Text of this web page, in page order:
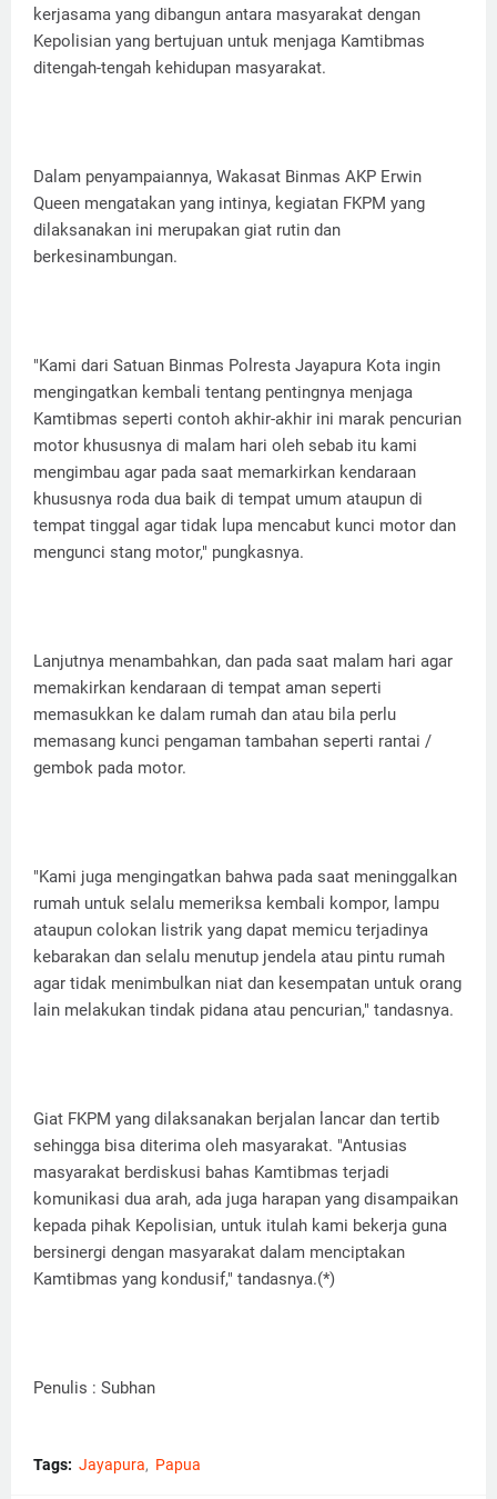
kerjasama yang dibangun antara masyarakat dengan
Kepolisian yang bertujuan untuk menjaga Kamtibmas
ditengah-tengah kehidupan masyarakat.
Dalam penyampaiannya, Wakasat Binmas AKP Erwin
Queen mengatakan yang intinya, kegiatan FKPM yang
dilaksanakan ini merupakan giat rutin dan
berkesinambungan.
"Kami dari Satuan Binmas Polresta Jayapura Kota ingin
mengingatkan kembali tentang pentingnya menjaga
Kamtibmas seperti contoh akhir-akhir ini marak pencurian
motor khususnya di malam hari oleh sebab itu kami
mengimbau agar pada saat memarkirkan kendaraan
khususnya roda dua baik di tempat umum ataupun di
tempat tinggal agar tidak lupa mencabut kunci motor dan
mengunci stang motor," pungkasnya.
Lanjutnya menambahkan, dan pada saat malam hari agar
memakirkan kendaraan di tempat aman seperti
memasukkan ke dalam rumah dan atau bila perlu
memasang kunci pengaman tambahan seperti rantai /
gembok pada motor.
"Kami juga mengingatkan bahwa pada saat meninggalkan
rumah untuk selalu memeriksa kembali kompor, lampu
ataupun colokan listrik yang dapat memicu terjadinya
kebarakan dan selalu menutup jendela atau pintu rumah
agar tidak menimbulkan niat dan kesempatan untuk orang
lain melakukan tindak pidana atau pencurian," tandasnya.
Giat FKPM yang dilaksanakan berjalan lancar dan tertib
sehingga bisa diterima oleh masyarakat. "Antusias
masyarakat berdiskusi bahas Kamtibmas terjadi
komunikasi dua arah, ada juga harapan yang disampaikan
kepada pihak Kepolisian, untuk itulah kami bekerja guna
bersinergi dengan masyarakat dalam menciptakan
Kamtibmas yang kondusif," tandasnya.(*)
Penulis : Subhan
Tags: Jayapura Papua